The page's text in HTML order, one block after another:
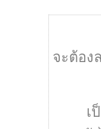
จะต้อง
เ